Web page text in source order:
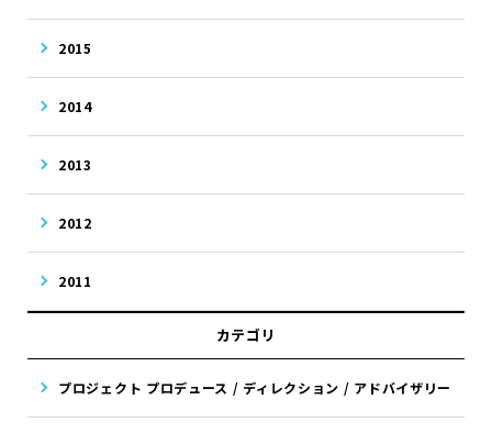
2015
2014
2013
2012
2011
カテゴリ
プロジェクト プロデュース / ディレクション / アドバイザリー